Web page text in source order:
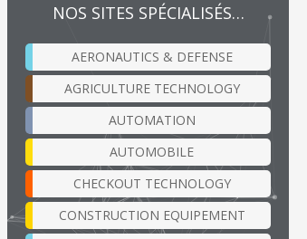
NOS SITES SPÉCIALISÉS…
AERONAUTICS & DEFENSE
AGRICULTURE TECHNOLOGY
AUTOMATION
AUTOMOBILE
CHECKOUT TECHNOLOGY
CONSTRUCTION EQUIPEMENT